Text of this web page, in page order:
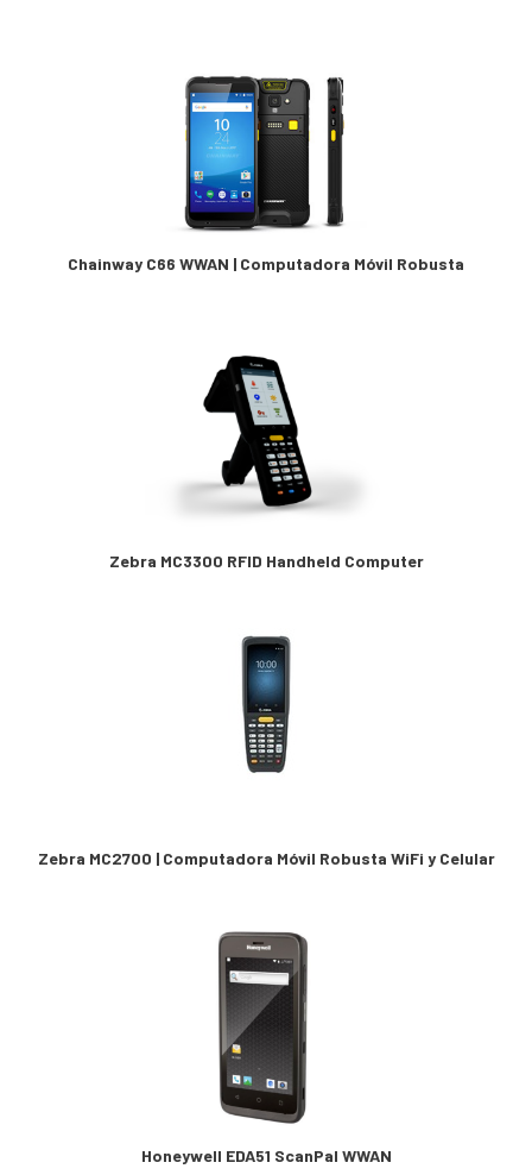
Chainway C66 WWAN | Computadora Móvil Robusta
Zebra MC3300 RFID Handheld Computer
Zebra MC2700 | Computadora Móvil Robusta WiFi y Celular
Honeywell EDA51 ScanPal WWAN